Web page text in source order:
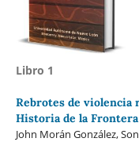
Libro 1
Rebrotes de violencia
Historia de la Frontera
John Morán González,